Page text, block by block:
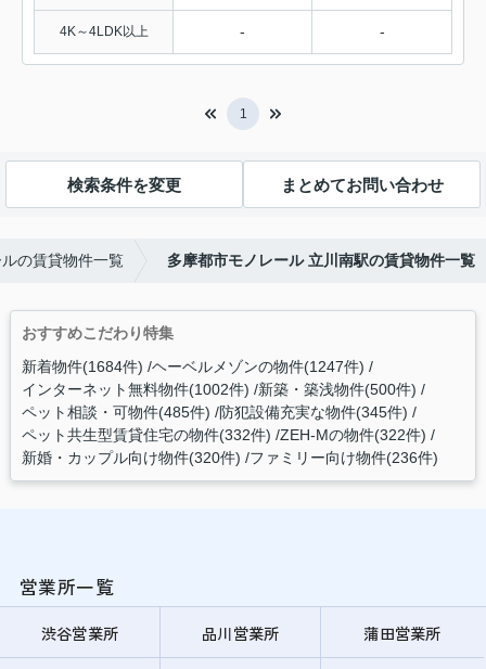
4K～4LDK以上 - -
1
検索条件を変更 まとめてお問い合わせ
の賃貸物件一覧 多摩都市モノレール 立川南駅の賃貸物件一覧
おすすめこだわり特集
新着物件(1684件) ヘーベルメゾンの物件(1247件)
インターネット無料物件(1002件) 新築・築浅物件(500件)
ペット相談・可物件(485件) 防犯設備充実な物件(345件)
ペット共生型賃貸住宅の物件(332件) ZEH-Mの物件(322件)
新婚・カップル向け物件(320件) ファミリー向け物件(236件)
営業所一覧
渋谷営業所 品川営業所 蒲田営業所